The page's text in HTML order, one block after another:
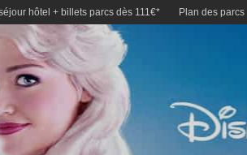
hôtel + billets parcs dès 111€* Plan des parcs